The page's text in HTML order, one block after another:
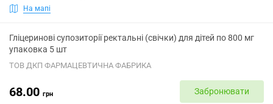
На мапі
Гліцеринові супозиторії ректальні (свічки) для дітей по 800 мг
упаковка 5 шт
ТОВ ДКП ФАРМАЦЕВТИЧНА ФАБРИКА
68.00 грн Забронювати